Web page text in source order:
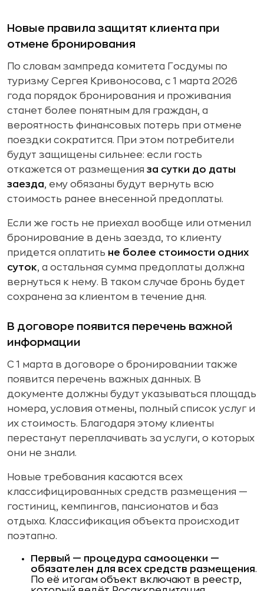
Новые правила защитят клиента при
отмене бронирования
По словам зампреда комитета Госдумы по
туризму Сергея Кривоносова, с 1 марта 2026
года порядок бронирования и проживания
станет более понятным для граждан, а
вероятность финансовых потерь при отмене
поездки сократится. При этом потребители
будут защищены сильнее: если гость
откажется от размещения за сутки до даты
заезда, ему обязаны будут вернуть всю
стоимость ранее внесенной предоплаты.
Если же гость не приехал вообще или отменил
бронирование в день заезда, то клиенту
придется оплатить не более стоимости одних
суток, а остальная сумма предоплаты должна
вернуться к нему. В таком случае бронь будет
сохранена за клиентом в течение дня.
В договоре появится перечень важной
информации
С 1 марта в договоре о бронировании также
появится перечень важных данных. В
документе должны будут указываться площадь
номера, условия отмены, полный список услуг и
их стоимость. Благодаря этому клиенты
перестанут переплачивать за услуги, о которых
они не знали.
Новые требования касаются всех
классифицированных средств размещения —
гостиниц, кемпингов, пансионатов и баз
отдыха. Классификация объекта происходит
поэтапно.
Первый — процедура самооценки —
обязателен для всех средств размещения.
По её итогам объект включают в реестр,